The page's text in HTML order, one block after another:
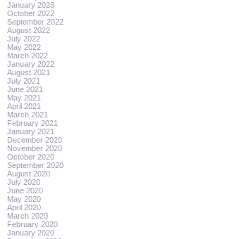
January 2023
October 2022
September 2022
August 2022
July 2022
May 2022
March 2022
January 2022
August 2021
July 2021
June 2021
May 2021
April 2021
March 2021
February 2021
January 2021
December 2020
November 2020
October 2020
September 2020
August 2020
July 2020
June 2020
May 2020
April 2020
March 2020
February 2020
January 2020